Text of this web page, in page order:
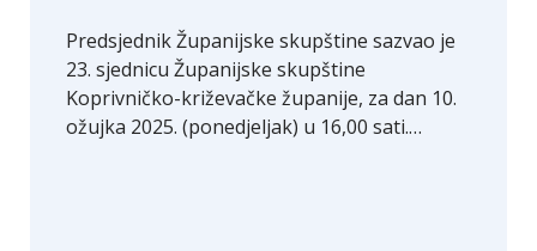
Predsjednik Županijske skupštine sazvao je
23. sjednicu Županijske skupštine
Koprivničko-križevačke županije, za dan 10.
ožujka 2025. (ponedjeljak) u 16,00 sati.…